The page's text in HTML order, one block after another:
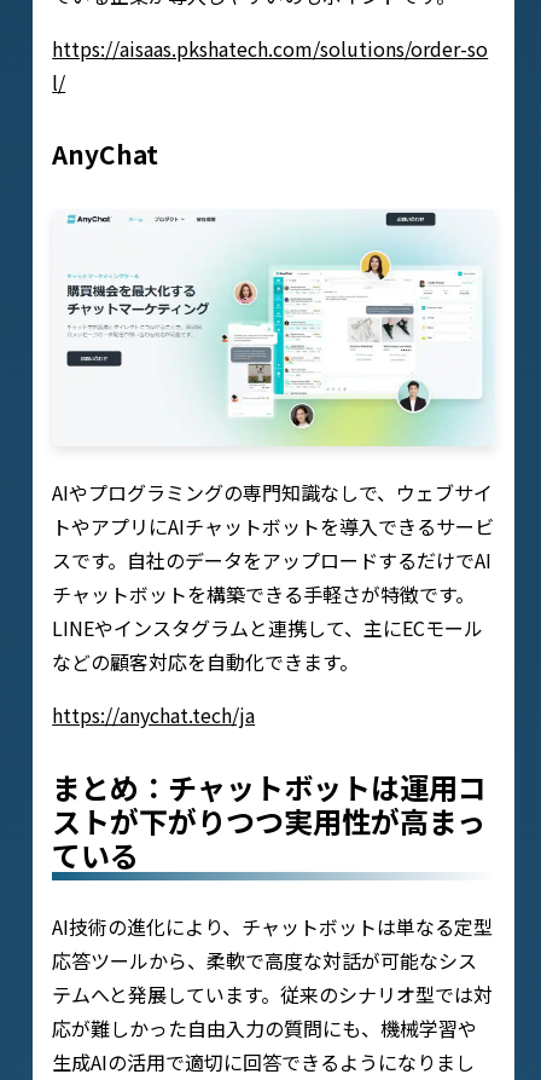
https://aisaas.pkshatech.com/solutions/order-so
l/
AnyChat
AIやプログラミングの専門知識なしで、ウェブサイ
トやアプリにAIチャットボットを導入できるサービ
スです。自社のデータをアップロードするだけでAI
チャットボットを構築できる手軽さが特徴です。
LINEやインスタグラムと連携して、主にECモール
などの顧客対応を自動化できます。
https://anychat.tech/ja
まとめ：チャットボットは運用コ
ストが下がりつつ実用性が高まっ
ている
AI技術の進化により、チャットボットは単なる定型
応答ツールから、柔軟で高度な対話が可能なシス
テムへと発展しています。従来のシナリオ型では対
応が難しかった自由入力の質問にも、機械学習や
生成AIの活用で適切に回答できるようになりまし